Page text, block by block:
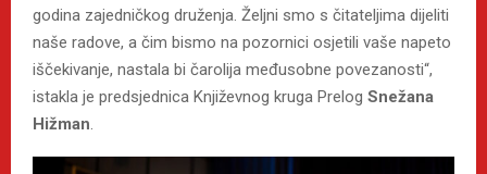
godina zajedničkog druženja. Željni smo s čitateljima dijeliti
naše radove, a čim bismo na pozornici osjetili vaše napeto
iščekivanje, nastala bi čarolija međusobne povezanosti“,
istakla je predsjednica Književnog kruga Prelog Snežana
Hižman